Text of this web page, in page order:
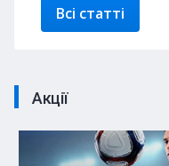
Всі статті
Акції